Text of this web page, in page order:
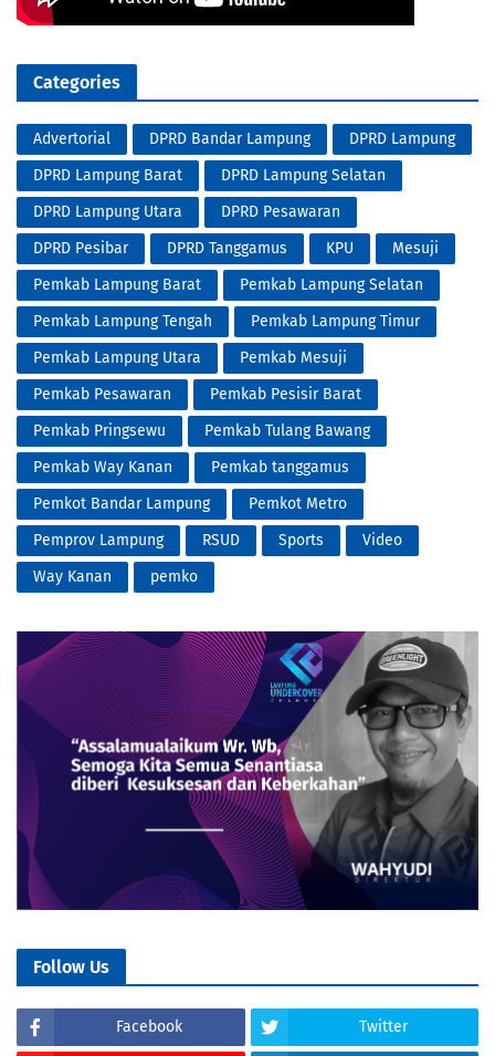
Categories
Advertorial DPRD Bandar Lampung
DPRD Lampung
DPRD Lampung Barat
DPRD Lampung Selatan
DPRD Lampung Utara
DPRD Pesawaran
DPRD Pesibar
DPRD Tanggamus KPU
Mesuji
Pemkab Lampung Barat
Pemkab Lampung Selatan
Pemkab Lampung Tengah
Pemkab Lampung Timur
Pemkab Lampung Utara
Pemkab Mesuji
Pemkab Pesawaran
Pemkab Pesisir Barat
Pemkab Pringsewu
Pemkab Tulang Bawang
Pemkab Way Kanan
Pemkab tanggamus
Pemkot Bandar Lampung
Pemkot Metro
Pemprov Lampung
RSUD Sports
Video
Way Kanan
pemko
Follow Us
Facebook Twitter